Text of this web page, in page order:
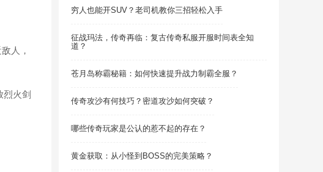
人，
火剑
穷人也能开SUV？老司机教你三招轻松入手
征战玛法，传奇再临：复古传奇私服开服时间表全知
道？
苍月岛称霸秘籍：如何快速提升战力制霸全服？
传奇攻沙有何技巧？密道攻沙如何突破？
哪些传奇玩家是公认的惹不起的存在？
黄金获取：从小怪到BOSS的完美策略？